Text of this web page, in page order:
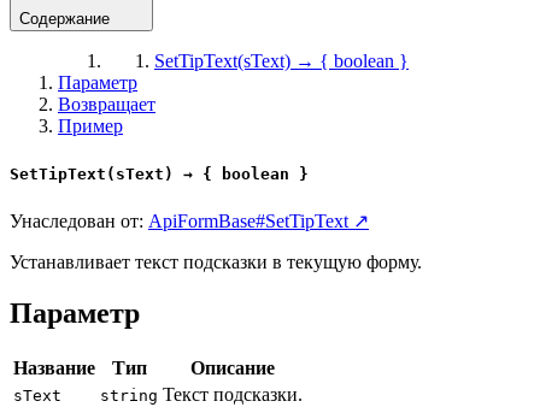
Содержание
SetTipText(sText) → { boolean }
Параметр
Возвращает
Пример
SetTipText(sText) → { boolean }
Унаследован от: ApiFormBase#SetTipText ↗
Устанавливает текст подсказки в текущую форму.
Параметр
Название Тип Описание
sText string Текст подсказки.